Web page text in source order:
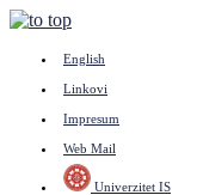
English
Linkovi
Impresum
Web Mail
Univerzitet IS